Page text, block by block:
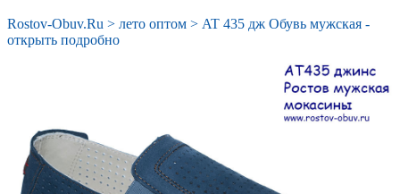
Rostov-Obuv.Ru > лето оптом > AT 435 дж Обувь мужская -
открыть подробно